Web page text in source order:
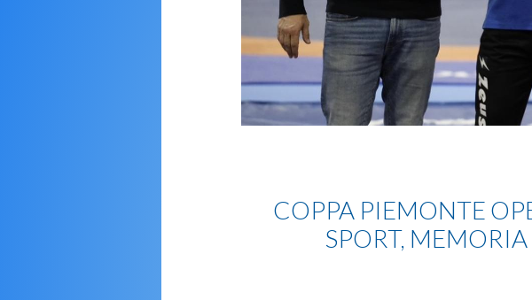
COPPA PIEMONTE
SPORT,